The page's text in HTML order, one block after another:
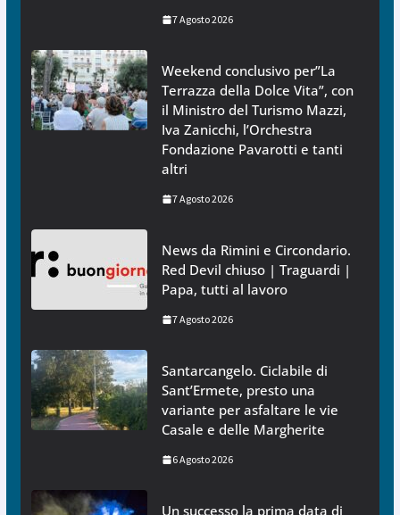
7 Agosto 2026
Weekend conclusivo per”La
Terrazza della Dolce Vita”, con
il Ministro del Turismo Mazzi,
Iva Zanicchi, l’Orchestra
Fondazione Pavarotti e tanti
altri
7 Agosto 2026
News da Rimini e Circondario.
Red Devil chiuso | Traguardi |
Papa, tutti al lavoro
7 Agosto 2026
Santarcangelo. Ciclabile di
Sant’Ermete, presto una
variante per asfaltare le vie
Casale e delle Margherite
6 Agosto 2026
Un successo la prima data di